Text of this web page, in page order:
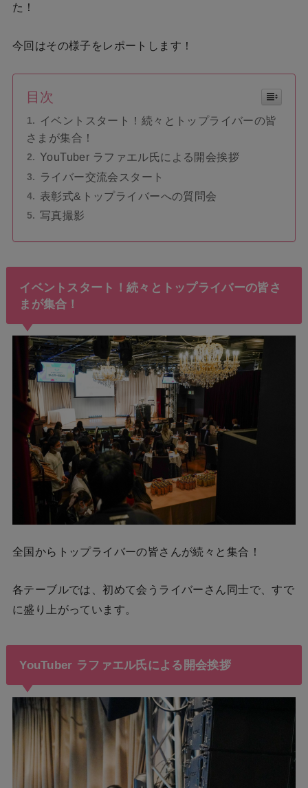
た！
今回はその様子をレポートします！
目次
イベントスタート！続々とトップライバーの皆
さまが集合！
YouTuber ラファエル氏による開会挨拶
ライバー交流会スタート
表彰式&トップライバーへの質問会
写真撮影
イベントスタート！続々とトップライバーの皆さ
まが集合！
全国からトップライバーの皆さんが続々と集合！
各テーブルでは、初めて会うライバーさん同士で、すで
に盛り上がっています。
YouTuber ラファエル氏による開会挨拶